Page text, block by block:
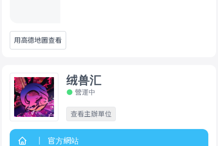
用高德地圖查看
绒兽汇
營運中
查看主辦單位
官方網站